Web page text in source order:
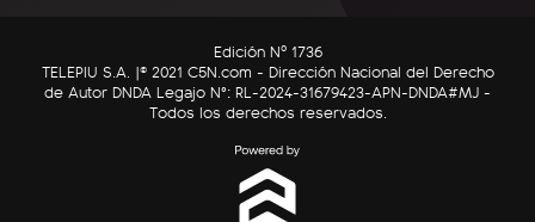
C5N Autos
RatingCero
Edición Nº 1736
TELEPIU S.A. |© 2021 C5N.com - Dirección Nacional del Derecho
de Autor DNDA Legajo N°: RL-2024-31679423-APN-DNDA#MJ -
Todos los derechos reservados.